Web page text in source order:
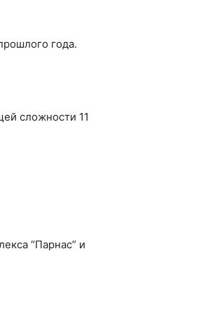
года.
сложности 11
“Парнас” и